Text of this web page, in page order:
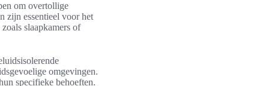
om overtollige
zijn essentieel voor het
slaapkamers of
omgevingen.
specifieke behoeften.